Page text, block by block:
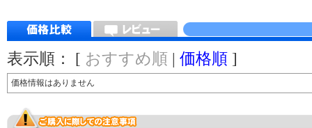
表示順： [ おすすめ順 | 価格順 ]
価格情報はありません